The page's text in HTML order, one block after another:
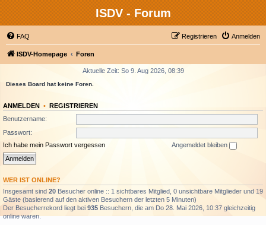
ISDV - Forum
FAQ Anmelden
Registrieren
ISDV-Homepage Foren
Aktuelle Zeit: So 9. Aug 2026, 08:39
Dieses Board hat keine Foren.
ANMELDEN • REGISTRIEREN
Benutzername:
Passwort:
Ich habe mein Passwort vergessen
Angemeldet bleiben
WER IST ONLINE?
Insgesamt sind 20 Besucher online :: 1 sichtbares Mitglied, 0 unsichtbare Mitglieder und 19
Gäste (basierend auf den aktiven Besuchern der letzten 5 Minuten)
Der Besucherrekord liegt bei 935 Besuchern, die am Do 28. Mai 2026, 10:37 gleichzeitig
online waren.